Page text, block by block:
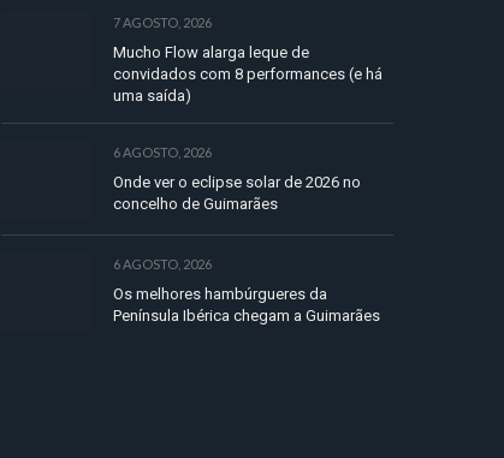
7 AGOSTO, 2026
Mucho Flow alarga leque de
convidados com 8 performances (e há
uma saída)
6 AGOSTO, 2026
Onde ver o eclipse solar de 2026 no
concelho de Guimarães
6 AGOSTO, 2026
Os melhores hambúrgueres da
Península Ibérica chegam a Guimarães